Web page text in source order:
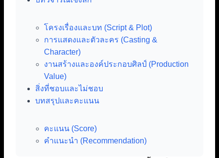
โครงเรื่องและบท (Script & Plot)
การแสดงและตัวละคร (Casting &
Character)
งานสร้างและองค์ประกอบศิลป์ (Production
Value)
สิ่งที่ชอบและไม่ชอบ
บทสรุปและคะแนน
คะแนน (Score)
คำแนะนำ (Recommendation)